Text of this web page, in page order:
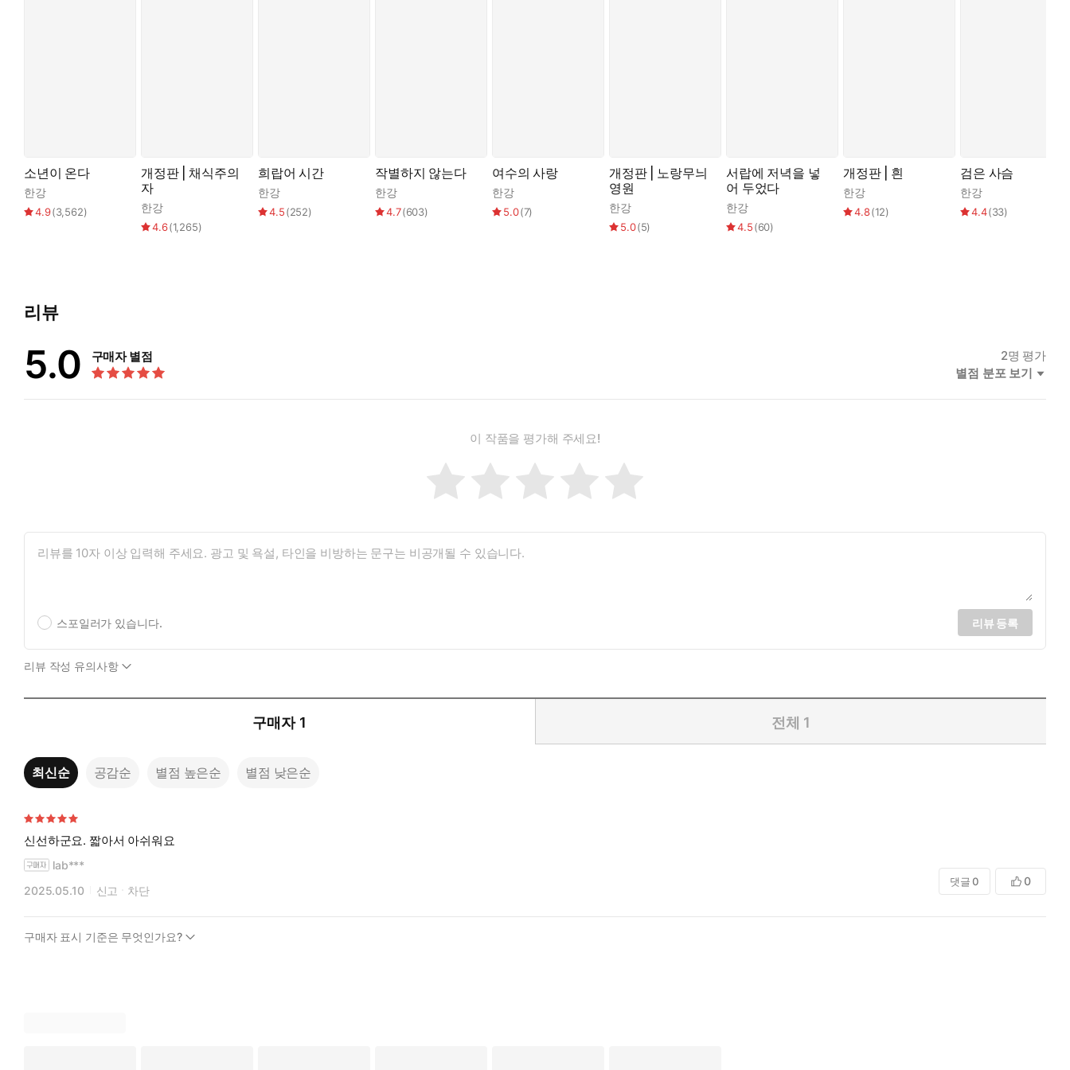
소년이 온다
한강
4.9(3,562)
개정판 | 채식주의
자
한강
4.6(1,265)
희랍어 시간
한강
4.5(252)
작별하지 않는다
한강
4.7(603)
여수의 사랑
한강
5.0(7)
개정판 | 노랑무늬
영원
한강
5.0(5)
서랍에 저녁을 넣
어 두었다
한강
4.5(60)
개정판 | 흰
한강
4.8(12)
검은 사슴
한강
4.4(33)
리뷰
5.0 구매자 별점 2명 평가
별점 분포 보기
이 작품을 평가해 주세요!
스포일러가 있습니다. 리뷰 등록
리뷰 작성 유의사항
구매자 1 전체 1
최신순 공감순 별점 높은순 별점 낮은순
신선하군요. 짧아서 아쉬워요
lab***
2025.05.10
신고 차단
댓글 0 0
구매자 표시 기준은 무엇인가요?